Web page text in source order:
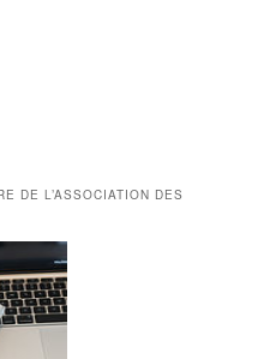
DE L’ASSOCIATION DES